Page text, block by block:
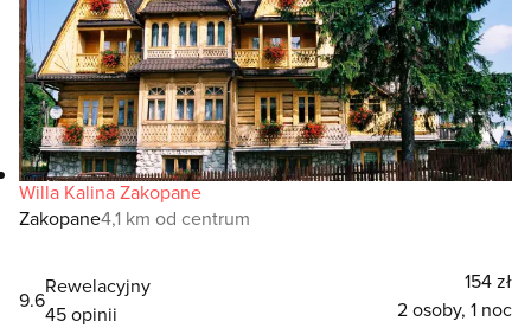
Willa Kalina Zakopane
Zakopane4,1 km od centrum
9.6
Rewelacyjny
45 opinii
154 zł
2 osoby, 1 noc